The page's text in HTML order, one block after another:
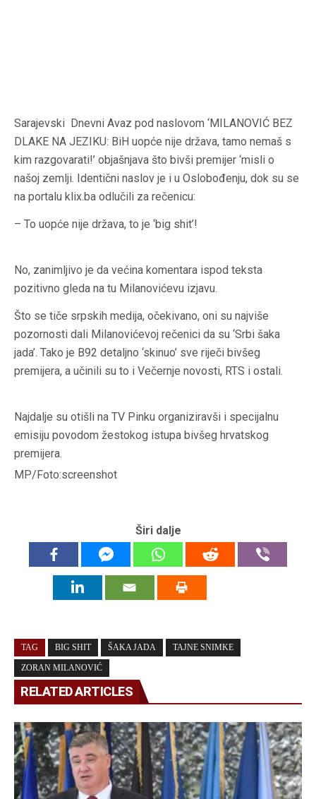
Sarajevski Dnevni Avaz pod naslovom ‘MILANOVIĆ BEZ
DLAKE NA JEZIKU: BiH uopće nije država, tamo nemaš s
kim razgovarati!’ objašnjava što bivši premijer ‘misli o
našoj zemlji. Identični naslov je i u Oslobođenju, dok su se
na portalu klix.ba odlučili za rečenicu:
– To uopće nije država, to je ‘big shit’!
No, zanimljivo je da većina komentara ispod teksta
pozitivno gleda na tu Milanovićevu izjavu.
Što se tiče srpskih medija, očekivano, oni su najviše
pozornosti dali Milanovićevoj rečenici da su ‘Srbi šaka
jada’. Tako je B92 detaljno ‘skinuo’ sve riječi bivšeg
premijera, a učinili su to i Večernje novosti, RTS i ostali.
Najdalje su otišli na TV Pinku organiziravši i specijalnu
emisiju povodom žestokog istupa bivšeg hrvatskog
premijera.
MP/Foto:screenshot
Širi dalje
TAG BIG SHIT ŠAKA JADA TAJNE SNIMKE
ZORAN MILANOVIĆ
RELATED ARTICLES